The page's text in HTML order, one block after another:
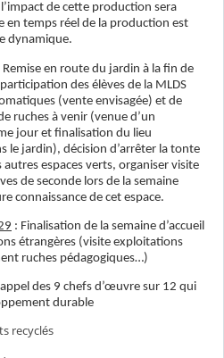
de cette production sera
en temps réel de la production est
dynamique.
Remise en route du jardin à la fin de
des élèves de la MLDS
(vente envisagée) et de
ruches à venir (venue d’un
jour et finalisation du lieu
le jardin), décision d’arrêter la tonte
espaces verts, organiser visite
de seconde lors de la semaine
connaissance de cet espace.
: Finalisation de la semaine d’accueil
étrangères (visite exploitations
ruches pédagogiques…)
des 9 chefs d’œuvre sur 12 qui
durable
recyclés